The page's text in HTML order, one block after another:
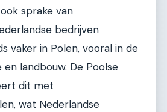
sprake van
bedrijven
vaker in Polen, vooral in de
en landbouw. De Poolse
dit met
wat Nederlandse